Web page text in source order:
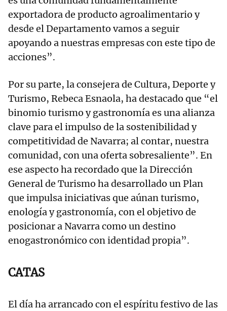
exportadora de producto agroalimentario y
desde el Departamento vamos a seguir
apoyando a nuestras empresas con este tipo de
acciones”.
Por su parte, la consejera de Cultura, Deporte y
Turismo, Rebeca Esnaola, ha destacado que “el
binomio turismo y gastronomía es una alianza
clave para el impulso de la sostenibilidad y
competitividad de Navarra; al contar, nuestra
comunidad, con una oferta sobresaliente”. En
ese aspecto ha recordado que la Dirección
General de Turismo ha desarrollado un Plan
que impulsa iniciativas que aúnan turismo,
enología y gastronomía, con el objetivo de
posicionar a Navarra como un destino
enogastronómico con identidad propia”.
CATAS
El día ha arrancado con el espíritu festivo de las